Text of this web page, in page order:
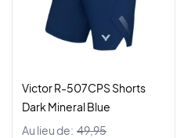
Victor R-507CPS Shorts
Dark Mineral Blue
Au lieu de: 49,95